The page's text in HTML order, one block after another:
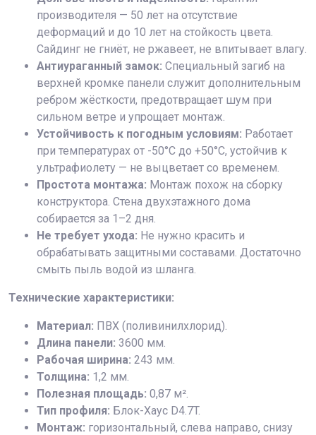
производителя — 50 лет на отсутствие
деформаций и до 10 лет на стойкость цвета.
Сайдинг не гниёт, не ржавеет, не впитывает влагу.
Антиураганный замок: Специальный загиб на
верхней кромке панели служит дополнительным
ребром жёсткости, предотвращает шум при
сильном ветре и упрощает монтаж.
Устойчивость к погодным условиям: Работает
при температурах от -50°C до +50°C, устойчив к
ультрафиолету — не выцветает со временем.
Простота монтажа: Монтаж похож на сборку
конструктора. Стена двухэтажного дома
собирается за 1–2 дня.
Не требует ухода: Не нужно красить и
обрабатывать защитными составами. Достаточно
смыть пыль водой из шланга.
Технические характеристики:
Материал: ПВХ (поливинилхлорид).
Длина панели: 3600 мм.
Рабочая ширина: 243 мм.
Толщина: 1,2 мм.
Полезная площадь: 0,87 м².
Тип профиля: Блок-Хаус D4.7T.
Монтаж: горизонтальный, слева направо, снизу